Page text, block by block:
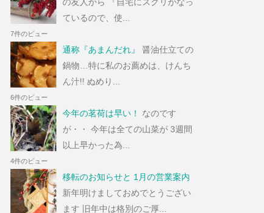
ているので、使...
7件のビュー
通称『あまんだれ』
醤油仕立ての
鍋物…特に私のお薦めは、けんち
ん汁!! ぬめり...
6件のビュー
今年の茗荷は早い！
なのです
が・・ 今年は全ての山菜が 3週間
以上早かった為...
4件のビュー
移転のお知らせと 1月の営業案内
新年明けましておめでとうござい
ます 旧年中は格別のご厚...